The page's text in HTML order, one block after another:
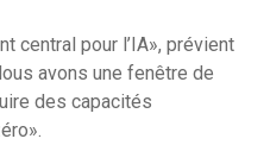
central pour l’IA», prévient
avons une fenêtre de
des capacités